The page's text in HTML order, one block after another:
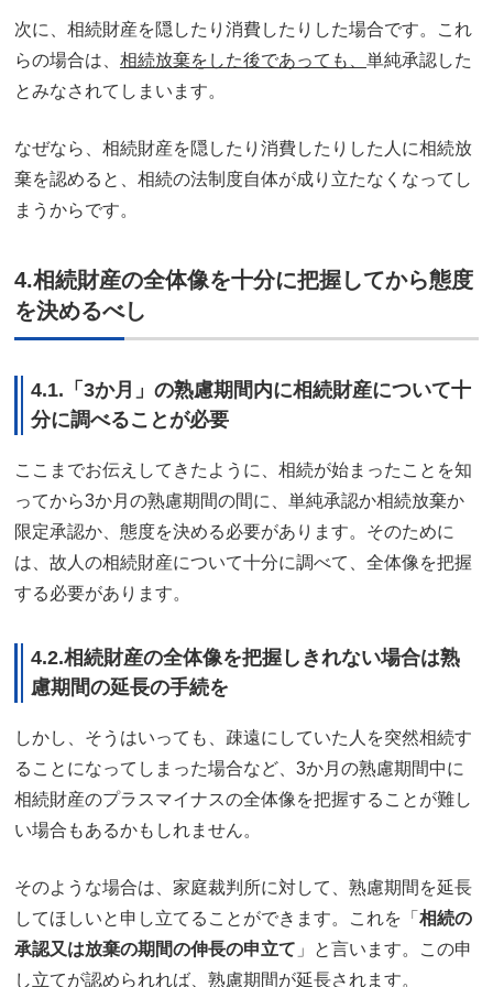
次に、相続財産を隠したり消費したりした場合です。これ
らの場合は、 相続放棄をした後であっても、 単純承認した
とみなされてしまいます。
なぜなら、相続財産を隠したり消費したりした人に相続放
棄を認めると、相続の法制度自体が成り立たなくなってし
まうからです。
4.相続財産の全体像を十分に把握してから態度
を決めるべし
4.1.「3か月」の熟慮期間内に相続財産について十
分に調べることが必要
ここまでお伝えしてきたように、相続が始まったことを知
ってから3か月の熟慮期間の間に、単純承認か相続放棄か
限定承認か、態度を決める必要があります。そのために
は、故人の相続財産について十分に調べて、全体像を把握
する必要があります。
4.2.相続財産の全体像を把握しきれない場合は熟
慮期間の延長の手続を
しかし、そうはいっても、疎遠にしていた人を突然相続す
ることになってしまった場合など、3か月の熟慮期間中に
相続財産のプラスマイナスの全体像を把握することが難し
い場合もあるかもしれません。
そのような場合は、家庭裁判所に対して、熟慮期間を延長
してほしいと申し立てることができます。これを「 相続の
承認又は放棄の期間の伸長の申立て 」と言います。この申
し立てが認められれば、熟慮期間が延長されます。